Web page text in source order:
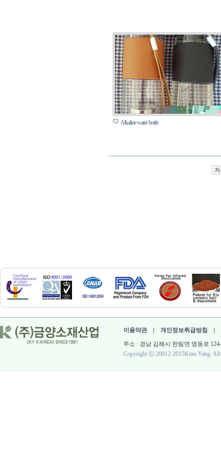
Alkaline water bottle
처
이용약관| 개인정보취급방침
주소 : 경남 김해시 한림면 명동로
Copyright ⓒ 20012-2015Kum Yang. All